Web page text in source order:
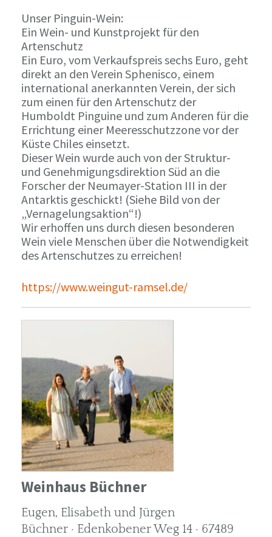
Unser Pinguin-Wein:
Ein Wein- und Kunstprojekt für den
Artenschutz
Ein Euro, vom Verkaufspreis sechs Euro, geht
direkt an den Verein Sphenisco, einem
international anerkannten Verein, der sich
zum einen für den Artenschutz der
Humboldt Pinguine und zum Anderen für die
Errichtung einer Meeresschutzzone vor der
Küste Chiles einsetzt.
Dieser Wein wurde auch von der Struktur-
und Genehmigungsdirektion Süd an die
Forscher der Neumayer-Station III in der
Antarktis geschickt! (Siehe Bild von der
„Vernagelungsaktion“!)
Wir erhoffen uns durch diesen besonderen
Wein viele Menschen über die Notwendigkeit
des Artenschutzes zu erreichen!
https://www.weingut-ramsel.de/
Weinhaus Büchner
Eugen, Elisabeth und Jürgen
Büchner · Edenkobener Weg 14 · 67489